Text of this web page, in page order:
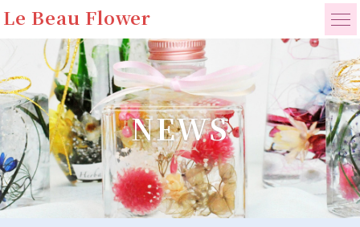
Le Beau Flower
NEWS